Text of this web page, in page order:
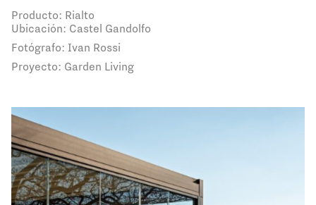
Producto: Rialto
Ubicación: Castel Gandolfo
Fotógrafo: Ivan Rossi
Proyecto: Garden Living